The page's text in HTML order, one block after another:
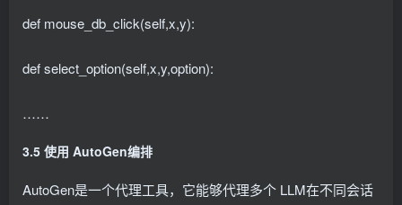
def mouse_db_click(self,x,y):
def select_option(self,x,y,option):
……
3.5 使用 AutoGen编排
AutoGen是一个代理工具，它能够代理多个 LLM在不同会话